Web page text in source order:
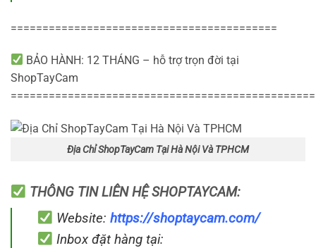
==========================================
BẢO HÀNH: 12 THÁNG – hỗ trợ trọn đời tại
ShopTayCam
Địa Chỉ ShopTayCam Tại Hà Nội Và TPHCM
THÔNG TIN LIÊN HỆ SHOPTAYCAM:
Website: https://shoptaycam.com/
Inbox đặt hàng tại: